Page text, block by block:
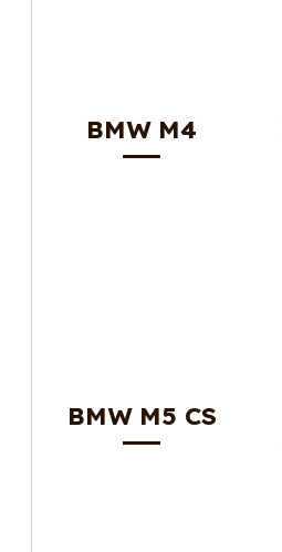
BMW M4
BMW M5 CS